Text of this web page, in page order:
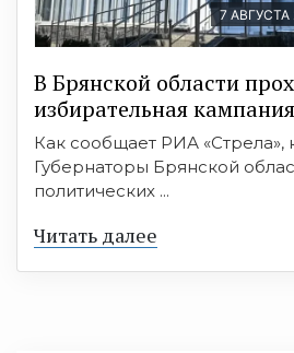
7 АВГУСТА
В Брянской области
избирательная кампания
Как сообщает РИА «Стрела»,
Губернаторы Брянской
политических ...
Читать далее